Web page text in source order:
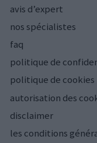
avis d’expert
nos spécialistes
faq
politique de
politique de cookies
autorisation des
disclaimer
les conditions